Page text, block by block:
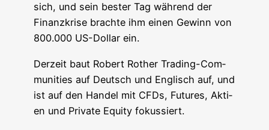
sich, und sein bes­ter Tag wäh­rend der
Finanz­kri­se brach­te ihm einen Gewinn von
800.000 US-Dol­lar ein.
Der­zeit baut Robert Rother Tra­ding-Com­
mu­ni­ties auf Deutsch und Eng­lisch auf, und
ist auf den Han­del mit CFDs, Futures, Akti­
en und Pri­va­te Equi­ty fokussiert.